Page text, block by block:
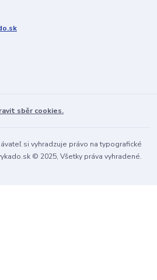
sběr cookies.
si vyhradzuje právo na typografické
© 2025, Všetky práva vyhradené.